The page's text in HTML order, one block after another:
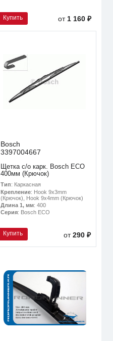
Купить от1 160 ₽
Bosch
3397004667
Щетка с/о карк. Bosch ECO
400мм (Крючок)
Тип: Каркасная
Крепление: Hook 9x3mm
(Крючок), Hook 9x4mm (Крючок)
Длина 1, мм: 400
Серия: Bosch ECO
Купить от290 ₽